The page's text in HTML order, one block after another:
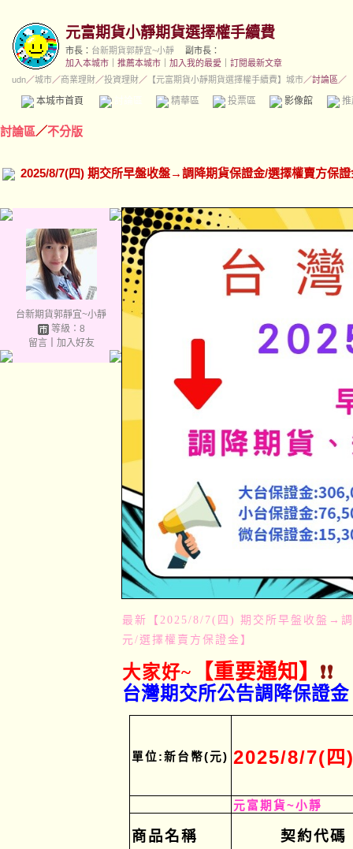
元富期貨小靜期貨選擇權手續費
市長： 台新期貨郭靜宜~小靜
副市長：
加入本城市
推薦本城市 加入我的最愛
訂閱最新文章
udn／城市／商業理財／投資理財／ 【元富期貨小靜期貨選擇權手續費】城市／討論區／
本城市首頁 精華區 投票區 影像館
討論區／不分版
2025/8/7(四) 期交所早盤收盤→調降期貨保證金/選擇權賣方保證
台新期貨郭靜宜~小靜
等級：8
留言｜ 加入好友
最新【2025/8/7(四) 期交所早盤收盤→
元/選擇權賣方保證金】
大家好~ 【重要通知】 ❗❗
台灣期交所公告調降保證
單位 :新台幣(元) 2025/8/7(四
元富期貨~小靜
商品名稱
契約代碼